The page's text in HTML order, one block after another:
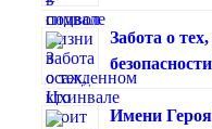
Забота о
Имени